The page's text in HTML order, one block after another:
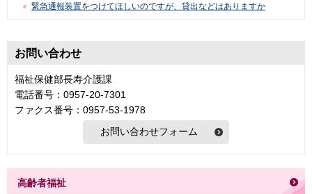
緊急通報装置をつけてほしいのですが、貸出などはありますか
お問い合わせ
福祉保健部長寿介護課
電話番号：0957-20-7301
ファクス番号：0957-53-1978
高齢者福祉